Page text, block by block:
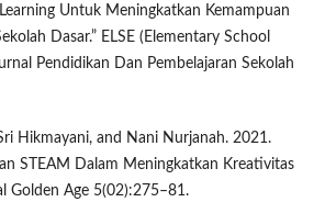
Untuk Meningkatkan Kemampuan
Dasar.” ELSE (Elementary School
Pendidikan Dan Pembelajaran Sekolah
Hikmayani, and Nani Nurjanah. 2021.
STEAM Dalam Meningkatkan Kreativitas
Golden Age 5(02):275–81.